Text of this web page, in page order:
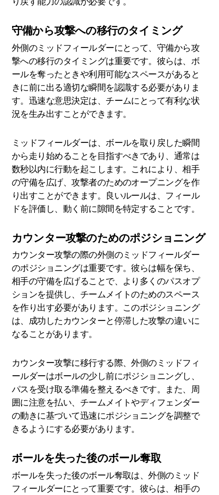
守備から攻撃への移行のタイミング
外側のミッドフィールダーにとって、守備から攻
撃への移行のタイミングは重要です。彼らは、ボ
ールを奪ったときや利用可能なスペースがあると
きに前に出る適切な瞬間を認識する必要がありま
す。迅速な意思決定は、チームにとって有利な状
況を生み出すことができます。
ミッドフィールダーは、ボールを取り戻した瞬間
から走り始めることを目指すべきであり、通常は
数秒以内に行動を起こします。これにより、相手
の守備を広げ、攻撃者のためのオープニングを作
り出すことができます。良いルールは、フィール
ドを評価し、動く前に隙間を特定することです。
カウンター攻撃のためのポジショニング
カウンター攻撃の際の外側のミッドフィールダー
のポジショニングは重要です。彼らは幅を保ち、
相手の守備を広げることで、より多くのパスオプ
ションを提供し、チームメイトのためのスペース
を作り出す必要があります。このポジショニング
は、成功したカウンターと停滞した攻撃の違いに
なることがあります。
カウンター攻撃に移行する際、外側のミッドフィ
ールダーはボールの少し前にポジショニングし、
パスを受け取る準備を整えるべきです。また、周
囲に注意を払い、チームメイトやディフェンダー
の動きに基づいて迅速にポジショニングを調整で
きるようにする必要があります。
ボールを失った後のボール奪取
ボールを失った後のボール奪取は、外側のミッド
フィールダーにとって重要です。彼らは、相手の